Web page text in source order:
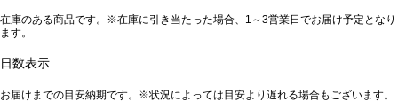
在庫のある商品です。※在庫に引き当たった場合、1～3営業日でお届け予定となり
ます。
日数表示
お届けまでの目安納期です。※状況によっては目安より遅れる場合もございます。